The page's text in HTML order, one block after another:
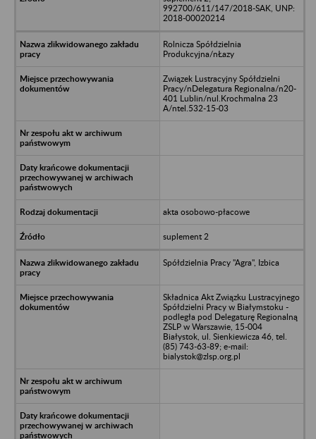
992700/611/147/2018-SAK, UNP:
2018-00020214
Rolnicza Spółdzielnia
Produkcyjna/nŁazy
Związek Lustracyjny Spółdzielni
Pracy/nDelegatura Regionalna/n20-
401 Lublin/nul.Krochmalna 23
A/ntel.532-15-03
akta osobowo-płacowe
suplement 2
Spółdzielnia Pracy "Agra", Izbica
Składnica Akt Związku Lustracyjnego
Spółdzielni Pracy w Białymstoku -
podległa pod Delegaturę Regionalną
ZSLP w Warszawie, 15-004
Białystok, ul. Sienkiewicza 46, tel.
(85) 743-63-89; e-mail:
bialystok@zlsp.org.pl